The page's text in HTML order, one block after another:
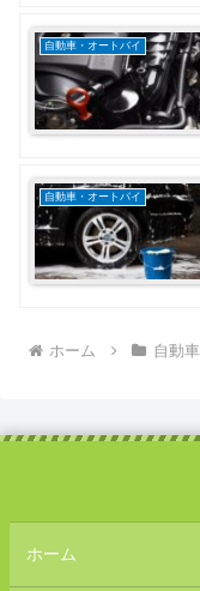
自動車・オートバイ
自動車・オートバイ
ホーム 自動
ホーム